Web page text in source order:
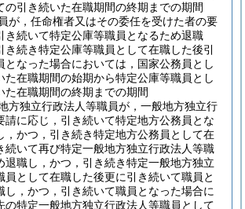
の引き続いた在職期間の終期までの期間
が，任命権者又はその委任を受けた者の要
き続いて特定公庫等職員となるため退職
き続き特定公庫等職員として在職した後引
となった場合においては，国家公務員とし
た在職期間の始期から特定公庫等職員とし
た在職期間の終期までの期間
方独立行政法人等職員が，一般地方独立行
請に応じ，引き続いて特定地方公務員とな
，かつ，引き続き特定地方公務員として在
続いて再び特定一般地方独立行政法人等職
退職し，かつ，引き続き特定一般地方独立
員として在職した後更に引き続いて職員と
し，かつ，引き続いて職員となった場合に
の特定一般地方独立行政法人等職員として